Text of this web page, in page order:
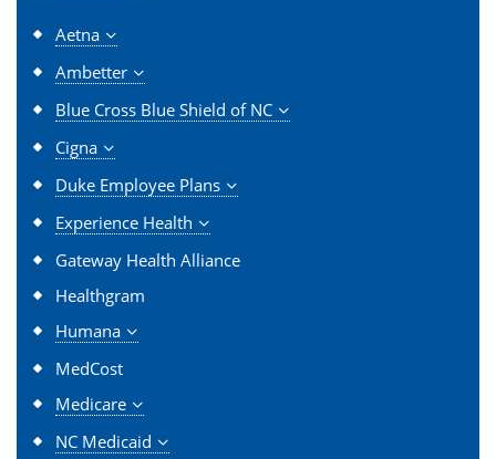
Aetna
Ambetter
Blue Cross Blue Shield of NC
Cigna
Duke Employee Plans
Experience Health
Gateway Health Alliance
Healthgram
Humana
MedCost
Medicare
NC Medicaid